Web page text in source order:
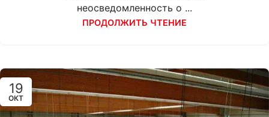
неосведомленность о ...
ПРОДОЛЖИТЬ ЧТЕНИЕ
19
ОКТ